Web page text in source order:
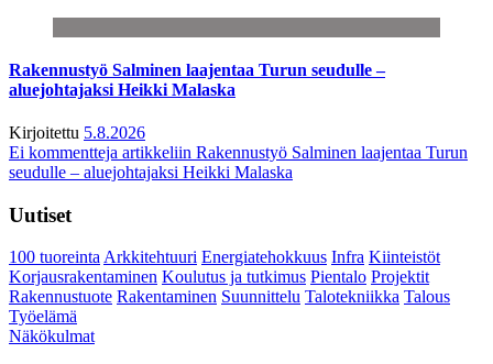
Rakennustyö Salminen laajentaa Turun seudulle –
aluejohtajaksi Heikki Malaska
Kirjoitettu 5.8.2026
Ei kommentteja artikkeliin Rakennustyö Salminen laajentaa Turun
seudulle – aluejohtajaksi Heikki Malaska
Uutiset
100 tuoreintaArkkitehtuuri Energiatehokkuus Infra Kiinteistöt
Korjausrakentaminen Koulutus ja tutkimus Pientalo Projektit
Rakennustuote Rakentaminen Suunnittelu Talotekniikka Talous
Työelämä
Näkökulmat